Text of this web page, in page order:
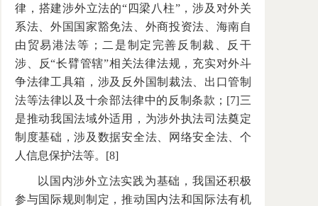
律，搭建涉外立法的“四梁八柱”，涉及对外关
系法、外国国家豁免法、外商投资法、海南自
由贸易港法等；二是制定完善反制裁、反干
涉、反“长臂管辖”相关法律法规，充实对外斗
争法律工具箱，涉及反外国制裁法、出口管制
法等法律以及十余部法律中的反制条款；[7]三
是推动我国法域外适用，为涉外执法司法奠定
制度基础，涉及数据安全法、网络安全法、个
人信息保护法等。[8]
以国内涉外立法实践为基础，我国还积极
参与国际规则制定，推动国内法和国际法有机